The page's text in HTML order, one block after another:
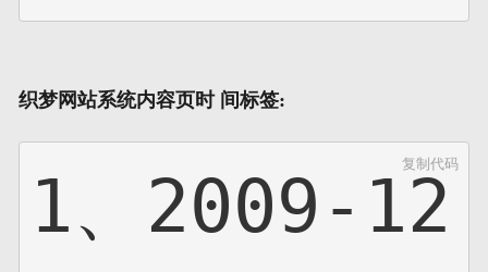
织梦网站系统内容页时 间标签:
复制代码
1、2009-12